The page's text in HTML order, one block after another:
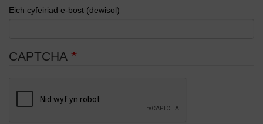
Eich cyfeiriad e-bost (dewisol)
CAPTCHA